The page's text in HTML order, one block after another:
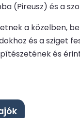
(Pireusz) és a
a közelben,
és a sziget
és